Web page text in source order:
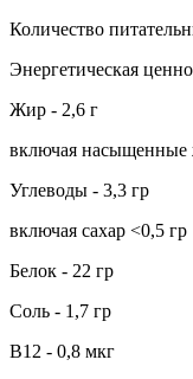
Количество
Энергетическая
Жир - 2,6 г
включая насыщенные
Углеводы - 3,3 гр
включая сахар <0,5 гр
Белок - 22 гр
Соль - 1,7 гр
В12 - 0,8 мкг